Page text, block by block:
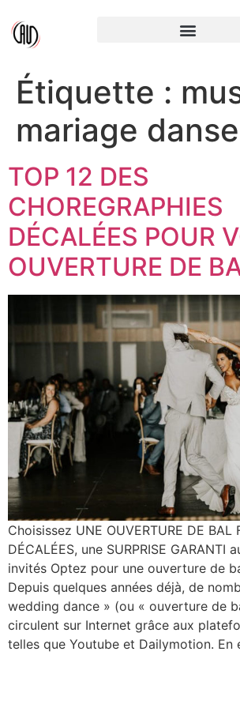
Étiquette :
mariage danse
TOP 12 DES
CHOREGRAPHIES
DÉCALÉES POUR
OUVERTURE DE
Choisissez UNE OUVERTURE DE BAL
DÉCALÉES, une SURPRISE GARANTI
invités Optez pour une ouverture de
Depuis quelques années déjà, de
wedding dance » (ou « ouverture de
circulent sur Internet grâce aux
telles que Youtube et Dailymotion.